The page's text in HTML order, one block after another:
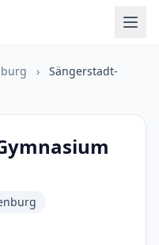
›
Sängerstadt-